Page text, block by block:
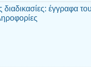
έγγραφα